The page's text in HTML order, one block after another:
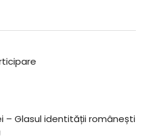
– Glasul identității românești